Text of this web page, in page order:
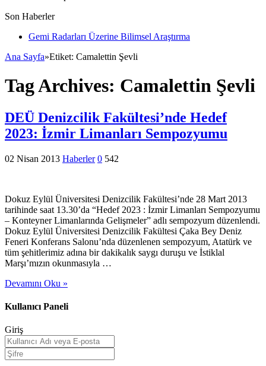
Son Haberler
Gemi Radarları Üzerine Bilimsel Araştırma
Ana Sayfa»Etiket: Camalettin Şevli
Tag Archives: Camalettin Şevli
DEÜ Denizcilik Fakültesi’nde Hedef
2023: İzmir Limanları Sempozyumu
02 Nisan 2013 Haberler 0 542
Dokuz Eylül Üniversitesi Denizcilik Fakültesi’nde 28 Mart 2013
tarihinde saat 13.30’da “Hedef 2023 : İzmir Limanları Sempozyumu
– Konteyner Limanlarında Gelişmeler” adlı sempozyum düzenlendi.
Dokuz Eylül Üniversitesi Denizcilik Fakültesi Çaka Bey Deniz
Feneri Konferans Salonu’nda düzenlenen sempozyum, Atatürk ve
tüm şehitlerimiz adına bir dakikalık saygı duruşu ve İstiklal
Marşı’mızın okunmasıyla …
Devamını Oku »
Kullanıcı Paneli
Giriş